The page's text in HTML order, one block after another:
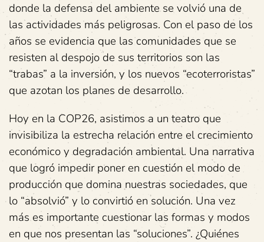
donde la defensa del ambiente se volvió una de
las actividades más peligrosas. Con el paso de los
años se evidencia que las comunidades que se
resisten al despojo de sus territorios son las
“trabas” a la inversión, y los nuevos “ecoterroristas”
que azotan los planes de desarrollo.
Hoy en la COP26, asistimos a un teatro que
invisibiliza la estrecha relación entre el crecimiento
económico y degradación ambiental. Una narrativa
que logró impedir poner en cuestión el modo de
producción que domina nuestras sociedades, que
lo “absolvió” y lo convirtió en solución. Una vez
más es importante cuestionar las formas y modos
en que nos presentan las “soluciones”. ¿Quiénes